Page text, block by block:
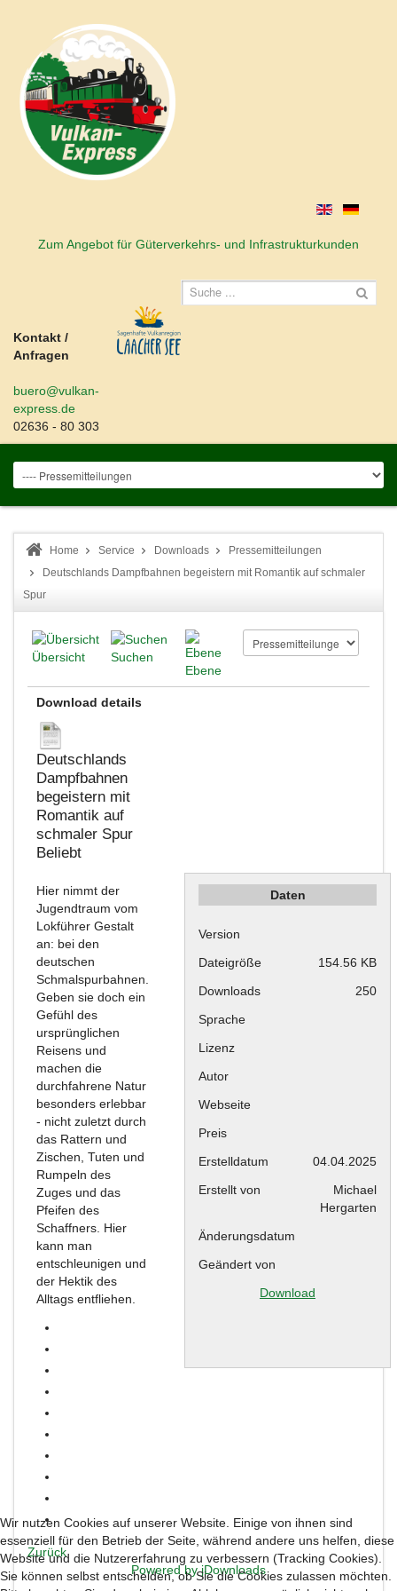
Zum Angebot für Güterverkehrs- und Infrastrukturkunden
Kontakt /
Anfragen
buero@vulkan-
express.de
02636 - 80 303
Home Service Downloads
Pressemitteilungen
Deutschlands Dampfbahnen begeistern mit Romantik auf schmaler
Spur
Übersicht
Suchen
Ebene
Download details
Deutschlands
Dampfbahnen
begeistern mit
Romantik auf
schmaler Spur
Beliebt
Hier nimmt der
Jugendtraum vom
Lokführer Gestalt
an: bei den
deutschen
Schmalspurbahnen.
Geben sie doch ein
Gefühl des
ursprünglichen
Reisens und
machen die
durchfahrene Natur
besonders erlebbar
- nicht zuletzt durch
das Rattern und
Zischen, Tuten und
Rumpeln des
Zuges und das
Pfeifen des
Schaffners. Hier
kann man
entschleunigen und
der Hektik des
Alltags entfliehen.
Daten
Version
Dateigröße
154.56 KB
Downloads
250
Sprache
Lizenz
Autor
Webseite
Preis
Erstelldatum
04.04.2025
Erstellt von
Michael
Hergarten
Änderungsdatum
Geändert von
Download
Zurück
Powered by jDownloads
Wir nutzen Cookies auf unserer Website. Einige von ihnen sind
essenziell für den Betrieb der Seite, während andere uns helfen, diese
Website und die Nutzererfahrung zu verbessern (Tracking Cookies).
Sie können selbst entscheiden, ob Sie die Cookies zulassen möchten.